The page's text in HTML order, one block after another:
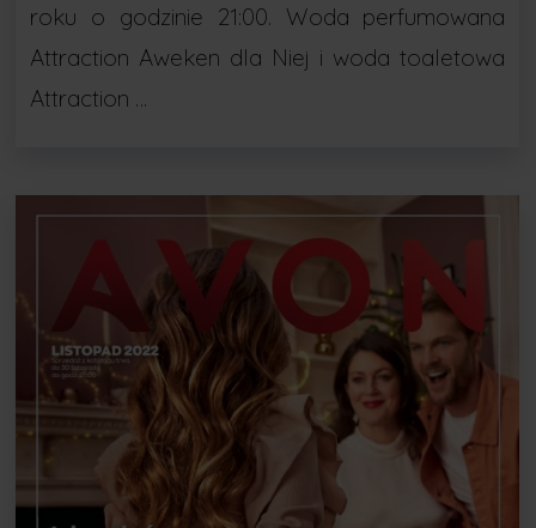
roku o godzinie 21:00. Woda perfumowana
Attraction Aweken dla Niej i woda toaletowa
Attraction …